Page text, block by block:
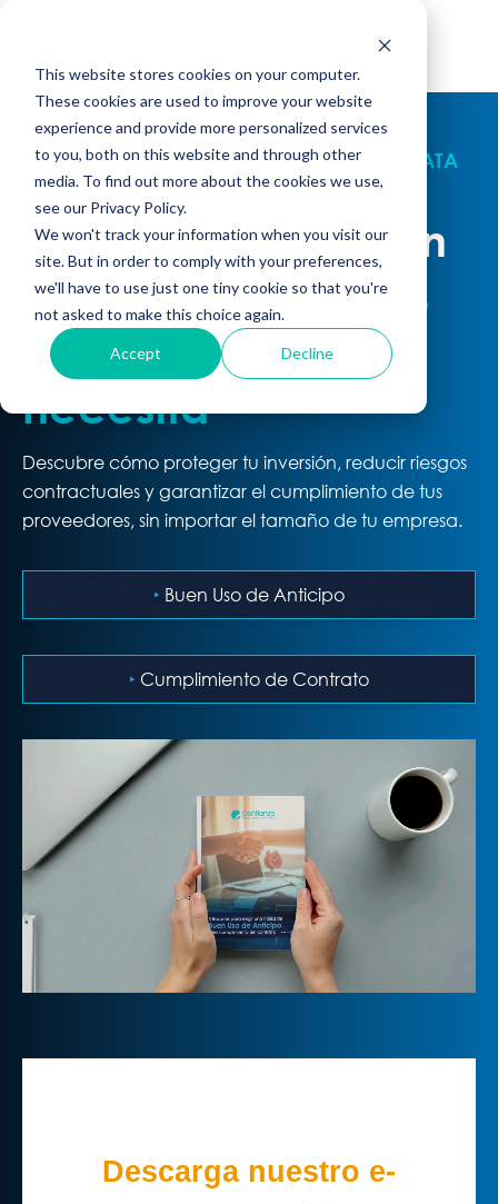
This website stores cookies on your computer.
These cookies are used to improve your website
experience and provide more personalized services
to you, both on this website and through other
media. To find out more about the cookies we use,
see our Privacy Policy.
We won't track your information when you visit our
site. But in order to comply with your preferences,
we'll have to use just one tiny cookie so that you're
not asked to make this choice again.
Accept Decline
● E-BOOK GRATUITO ● DESCARGA INMEDIATA
Protege tu inversión
con lasdos pólizas
que todo contrato
necesita
Descubre cómo proteger tu inversión, reducir riesgos
contractuales y garantizar el cumplimiento de tus
proveedores, sin importar el tamaño de tu empresa.
‣ Buen Uso de Anticipo
‣ Cumplimiento de Contrato
Descarga nuestro e-